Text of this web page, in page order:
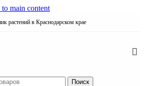
to main content
растений в Краснодарском крае
Поиск